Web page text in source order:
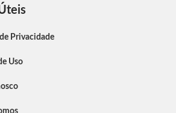
Privacidade
Uso